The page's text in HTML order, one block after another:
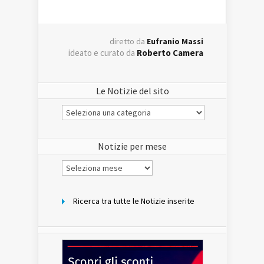
diretto da Eufranio Massi
ideato e curato da Roberto Camera
Le Notizie del sito
Le
Notizie
Notizie per mese
Notizie
per
Ricerca tra tutte le Notizie inserite